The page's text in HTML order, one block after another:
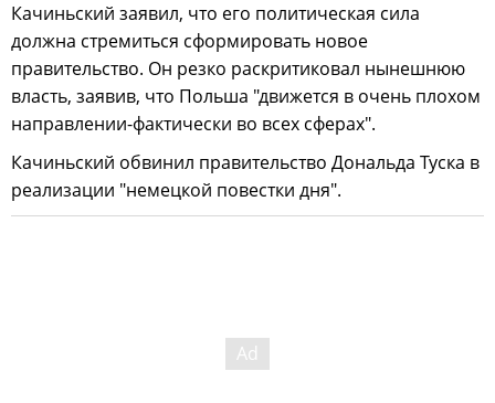
Качиньский заявил, что его политическая сила
должна стремиться сформировать новое
правительство. Он резко раскритиковал нынешнюю
власть, заявив, что Польша "движется в очень плохом
направлении-фактически во всех сферах".
Качиньский обвинил правительство Дональда Туска в
реализации "немецкой повестки дня".